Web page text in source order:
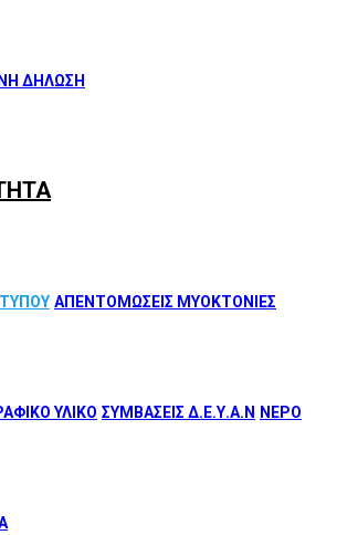
ΔΗΛΩΣΗ
ΑΠΕΝΤΟΜΩΣΕΙΣ ΜΥΟΚΤΟΝΙΕΣ
ΥΛΙΚΟ ΣΥΜΒΑΣΕΙΣ Δ.Ε.Υ.Α.Ν ΝΕΡΟ